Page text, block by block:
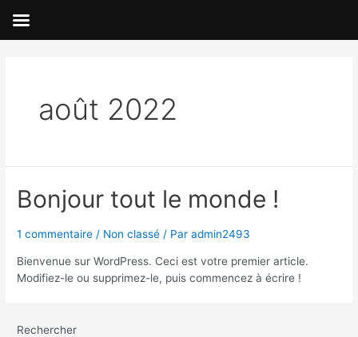
août 2022
Bonjour tout le monde !
1 commentaire / Non classé / Paradmin2493
Bienvenue sur WordPress. Ceci est votre premier article.
Modifiez-le ou supprimez-le, puis commencez à écrire !
Rechercher